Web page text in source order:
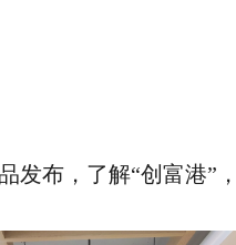
发布，了解“创富港”